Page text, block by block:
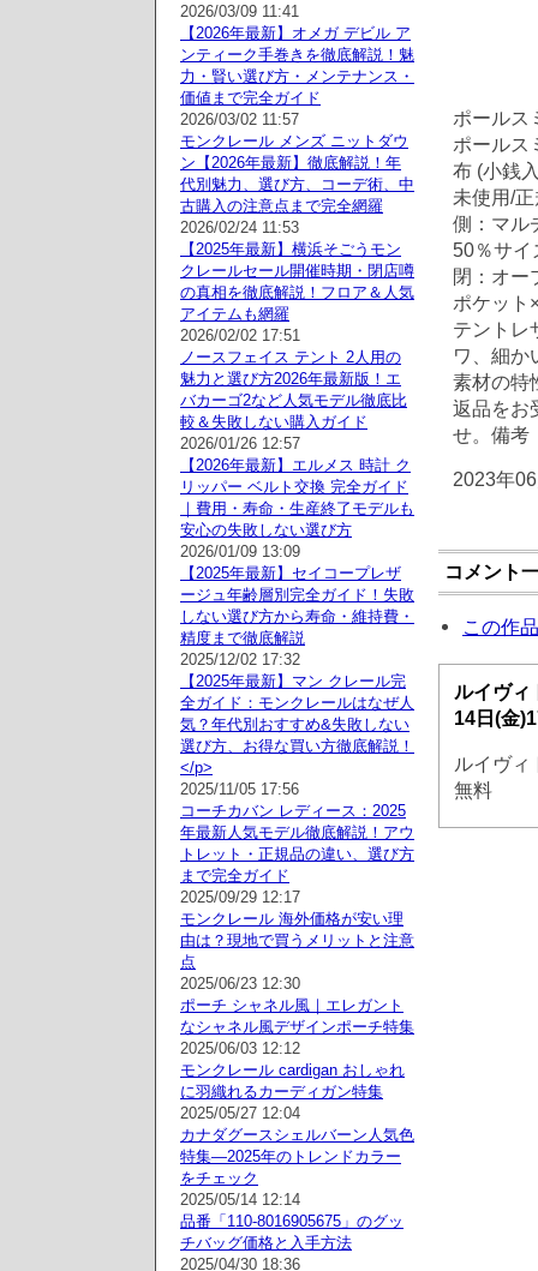
ポールス
ポールス
布 (小銭
未使用/
側：マル
50％サイ
閉：オー
ポケット
テントレ
ワ、細か
素材の特
返品をお
せ。備考
2023年
コメント
この作
ルイヴ
14日(金
ルイヴィ
無料
2026/03/09 11:41
【2026年最新】オメガ デビル ア
ンティーク手巻きを徹底解説！魅
力・賢い選び方・メンテナンス・
価値まで完全ガイド
2026/03/02 11:57
モンクレール メンズ ニットダウ
ン【2026年最新】徹底解説！年
代別魅力、選び方、コーデ術、中
古購入の注意点まで完全網羅
2026/02/24 11:53
【2025年最新】横浜そごうモン
クレールセール開催時期・閉店噂
の真相を徹底解説！フロア＆人気
アイテムも網羅
2026/02/02 17:51
ノースフェイス テント 2人用の
魅力と選び方2026年最新版！エ
バカーゴ2など人気モデル徹底比
較＆失敗しない購入ガイド
2026/01/26 12:57
【2026年最新】エルメス 時計 ク
リッパー ベルト交換 完全ガイド
｜費用・寿命・生産終了モデルも
安心の失敗しない選び方
2026/01/09 13:09
【2025年最新】セイコープレザ
ージュ年齢層別完全ガイド！失敗
しない選び方から寿命・維持費・
精度まで徹底解説
2025/12/02 17:32
【2025年最新】マン クレール完
全ガイド：モンクレールはなぜ人
気？年代別おすすめ&失敗しない
選び方、お得な買い方徹底解説！
</p>
2025/11/05 17:56
コーチカバン レディース：2025
年最新人気モデル徹底解説！アウ
トレット・正規品の違い、選び方
まで完全ガイド
2025/09/29 12:17
モンクレール 海外価格が安い理
由は？現地で買うメリットと注意
点
2025/06/23 12:30
ポーチ シャネル風｜エレガント
なシャネル風デザインポーチ特集
2025/06/03 12:12
モンクレール cardigan おしゃれ
に羽織れるカーディガン特集
2025/05/27 12:04
カナダグースシェルバーン人気色
特集—2025年のトレンドカラー
をチェック
2025/05/14 12:14
品番「110-8016905675」のグッ
チバッグ価格と入手方法
2025/04/30 18:36